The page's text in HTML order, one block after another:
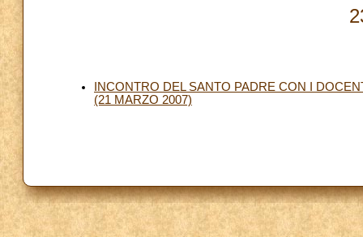
INCONTRO DEL SANTO PADRE CON I
(21 MARZO 2007)